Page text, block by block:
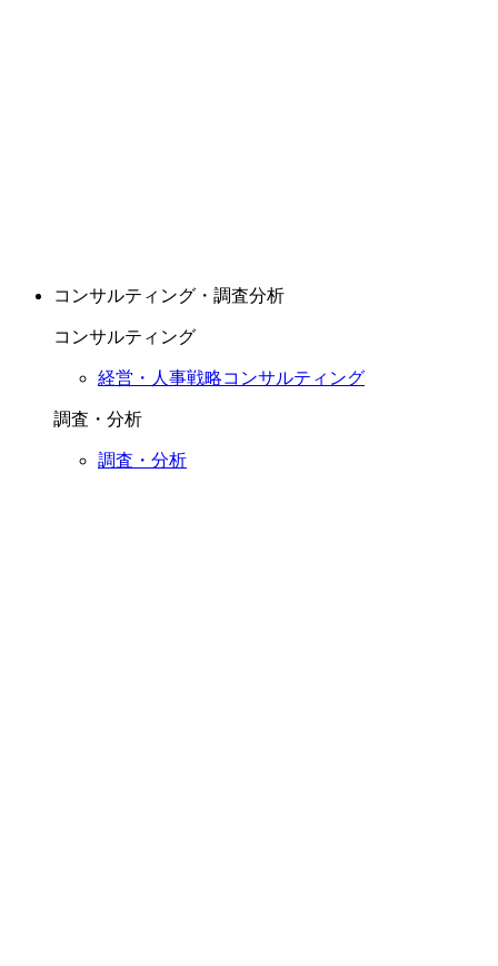
コンサルティング・調査分析
コンサルティング
経営・人事戦略コンサルティング
調査・分析
調査・分析